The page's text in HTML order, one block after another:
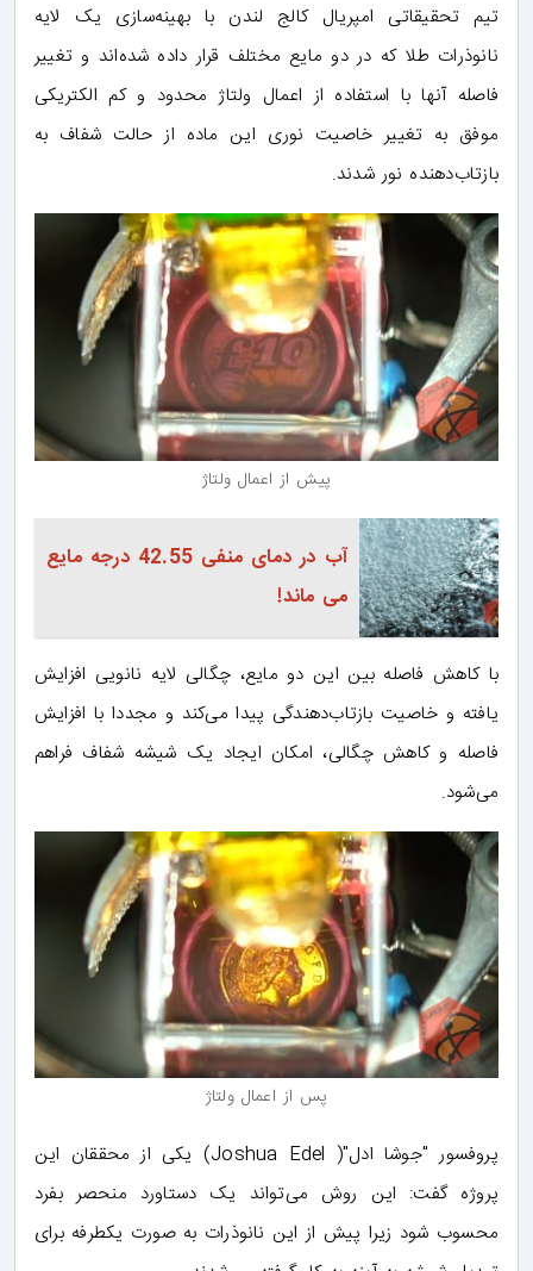
تیم تحقیقاتی امپریال کالج لندن با بهینه‌سازی یک لایه
نانوذرات طلا که در دو مایع مختلف قرار داده شده‌اند و تغییر
فاصله آنها با استفاده از اعمال ولتاژ محدود و کم الکتریکی
موفق به تغییر خاصیت نوری این ماده از حالت شفاف به
بازتاب‌دهنده نور شدند.
پیش از اعمال ولتاژ
آب در دمای منفی 42.55 درجه مایع
می ماند!
با کاهش فاصله بین این دو مایع، چگالی لایه نانویی افزایش
یافته و خاصیت بازتاب‌دهندگی پیدا می‌کند و مجددا با افزایش
فاصله و کاهش چگالی، امکان ایجاد یک شیشه شفاف فراهم
می‌شود.
پس از اعمال ولتاژ
پروفسور "جوشا ادل"( Joshua Edel) یکی از محققان این
پروژه گفت: این روش می‌تواند یک دستاورد منحصر بفرد
محسوب شود زیرا پیش از این نانوذرات به صورت یکطرفه برای